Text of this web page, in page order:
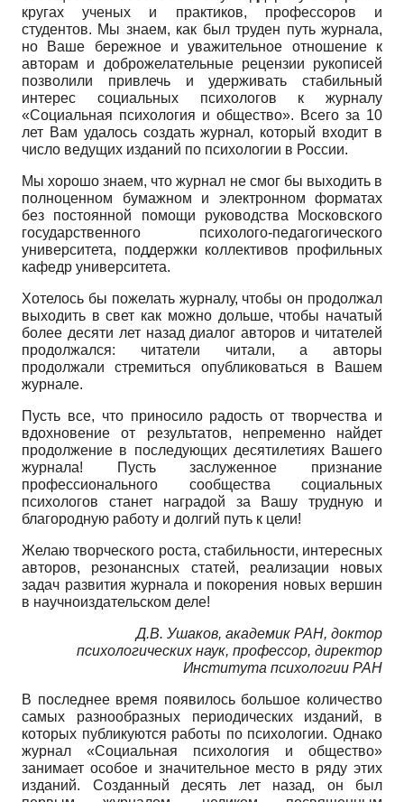
кругах ученых и практиков, профессоров и
студентов. Мы знаем, как был труден путь журнала,
но Ваше бережное и уважительное отношение к
авторам и доброжелательные рецензии рукописей
позволили привлечь и удерживать стабильный
интерес социальных психологов к журналу
«Социальная психология и общество». Всего за 10
лет Вам удалось создать журнал, который входит в
число ведущих изданий по психологии в России.
Мы хорошо знаем, что журнал не смог бы выходить в
полноценном бумажном и электронном форматах
без постоянной помощи руководства Московского
государственного психолого-педагогического
университета, поддержки коллективов профильных
кафедр университета.
Хотелось бы пожелать журналу, чтобы он продолжал
выходить в свет как можно дольше, чтобы начатый
более десяти лет назад диалог авторов и читателей
продолжался: читатели читали, а авторы
продолжали стремиться опубликоваться в Вашем
журнале.
Пусть все, что приносило радость от творчества и
вдохновение от результатов, непременно найдет
продолжение в последующих десятилетиях Вашего
журнала! Пусть заслуженное признание
профессионального сообщества социальных
психологов станет наградой за Вашу трудную и
благородную работу и долгий путь к цели!
Желаю творческого роста, стабильности, интересных
авторов, резонансных статей, реализации новых
задач развития журнала и покорения новых вершин
в научно­издательском деле!
Д.В. Ушаков, академик РАН, доктор
психологических наук, профессор, директор
Института психологии РАН
В последнее время появилось большое количество
самых разнообразных периодических изданий, в
которых публикуются работы по психологии. Однако
журнал «Социальная психология и общество»
занимает особое и значительное место в ряду этих
изданий. Созданный десять лет назад, он был